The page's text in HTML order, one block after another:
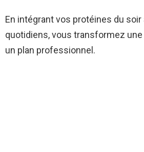
En intégrant vos protéines du soir
quotidiens, vous transformez
un plan professionnel.